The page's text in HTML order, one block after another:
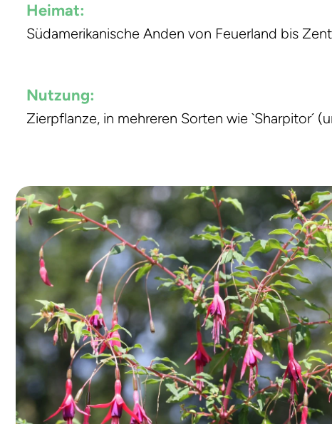
Heimat:
Südamerikanische Anden von Feuerland bis
Nutzung:
Zierpflanze, in mehreren Sorten wie `Sharpitor´